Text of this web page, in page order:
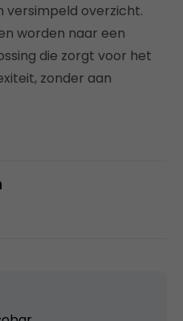
versimpeld overzicht.
worden naar een
die zorgt voor het
zonder aan